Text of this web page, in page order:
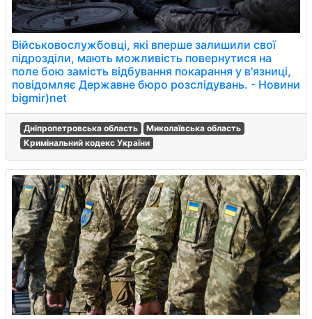
Військовослужбовці, які вперше залишили свої
підрозділи, мають можливість повернутися на
поле бою замість відбування покарання у в'язниці,
повідомляє Державне бюро розслідувань. - Новини
bigmir)net
Дніпропетровська область
Миколаївська область
Кримінальний кодекс України